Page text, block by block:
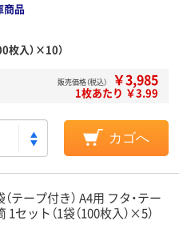
商品
枚入）×10）
販売価格（税込） ￥3,985
1枚あたり ￥3.99
カゴへ
テープ付き） A4用 フタ・テー
セット（1袋（100枚入）×5）